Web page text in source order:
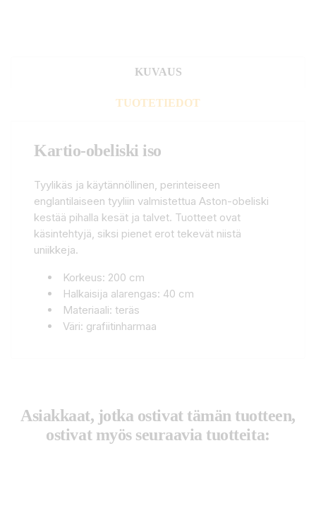
KUVAUS
TUOTETIEDOT
Kartio-obeliski iso
Tyylikäs ja käytännöllinen, perinteiseen
englantilaiseen tyyliin valmistettua Aston-obeliski
kestää pihalla kesät ja talvet. Tuotteet ovat
käsintehtyjä, siksi pienet erot tekevät niistä
uniikkeja.
Korkeus: 200 cm
Halkaisija alarengas: 40 cm
Materiaali: teräs
Väri: grafiitinharmaa
Asiakkaat, jotka ostivat tämän tuotteen,
ostivat myös seuraavia tuotteita: